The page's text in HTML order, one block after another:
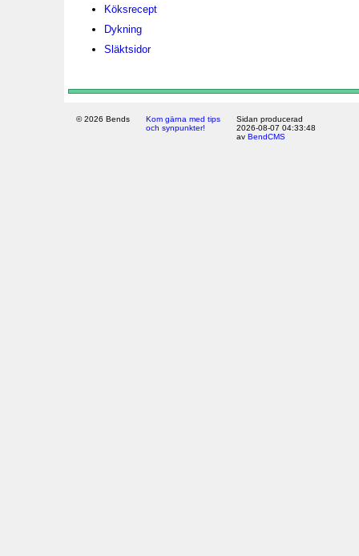
Köksrecept
Dykning
Släktsidor
© 2026 Bends
Kom gärna med tips
och synpunkter!
Sidan producerad
2026-08-07 04:33:48
av BendCMS